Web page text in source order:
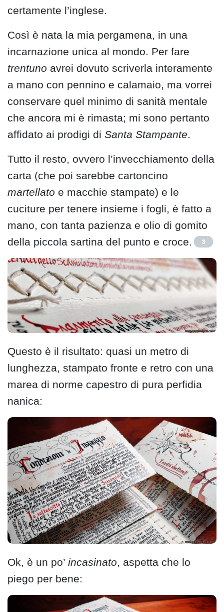
certamente l’inglese.
Così è nata la mia pergamena, in una
incarnazione unica al mondo. Per fare
trentuno avrei dovuto scriverla interamente
a mano con pennino e calamaio, ma vorrei
conservare quel minimo di sanità mentale
che ancora mi è rimasta; mi sono pertanto
affidato ai prodigi di Santa Stampante.
Tutto il resto, ovvero l’invecchiamento della
carta (che poi sarebbe cartoncino
martellato e macchie stampate) e le
cuciture per tenere insieme i fogli, è fatto a
mano, con tanta pazienza e olio di gomito
della piccola sartina del punto e croce.
3
Questo è il risultato: quasi un metro di
lunghezza, stampato fronte e retro con una
marea di norme capestro di pura perfidia
nanica:
Ok, è un po’ incasinato , aspetta che lo
piego per bene: